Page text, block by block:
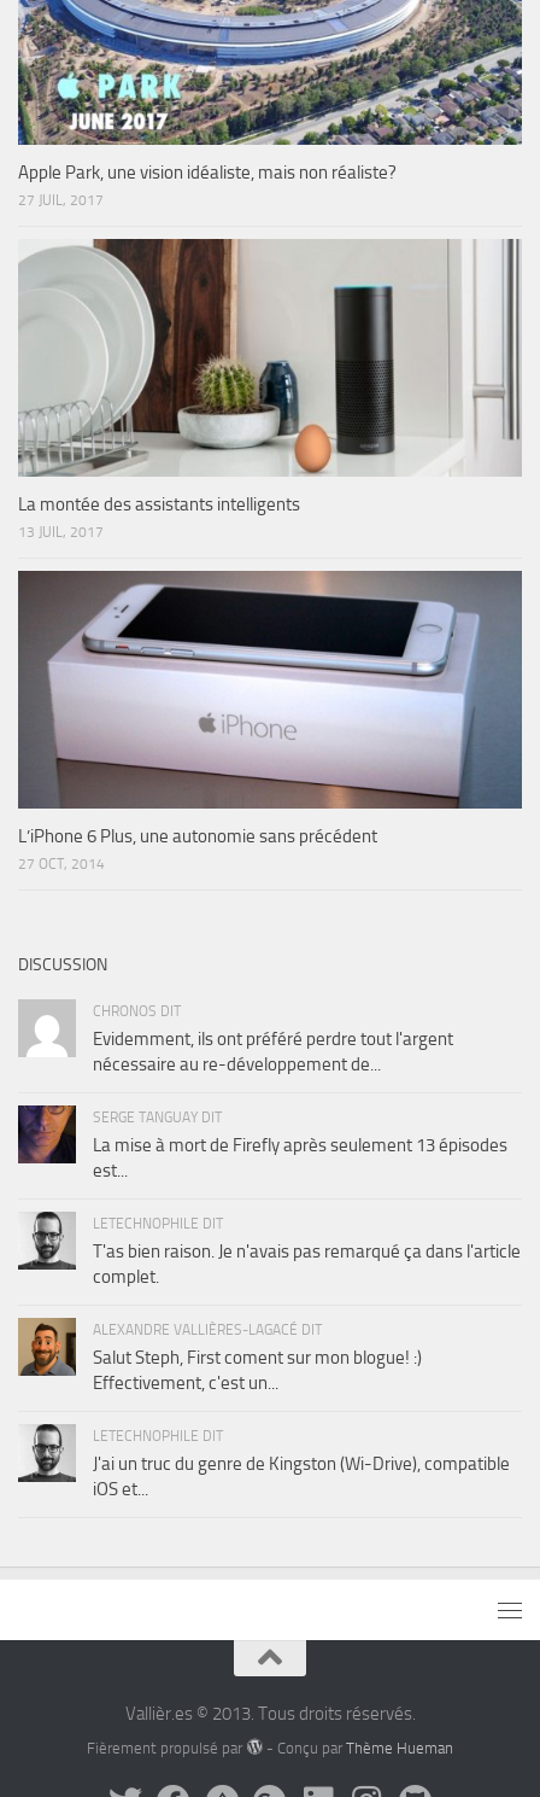
Apple Park, une vision idéaliste, mais non réaliste?
27 JUIL, 2017
La montée des assistants intelligents
13 JUIL, 2017
L’iPhone 6 Plus, une autonomie sans précédent
27 OCT, 2014
DISCUSSION
CHRONOS DIT
Evidemment, ils ont préféré perdre tout l'argent
nécessaire au re-développement de...
SERGE TANGUAY DIT
La mise à mort de Firefly après seulement 13 épisodes
est...
LETECHNOPHILE DIT
T'as bien raison. Je n'avais pas remarqué ça dans l'article
complet.
ALEXANDRE VALLIÈRES-LAGACÉ DIT
Salut Steph, First coment sur mon blogue! :)
Effectivement, c'est un...
LETECHNOPHILE DIT
J'ai un truc du genre de Kingston (Wi-Drive), compatible
iOS et...
Vallièr.es © 2013. Tous droits réservés.
Fièrement propulsé par - Conçu par Thème Hueman